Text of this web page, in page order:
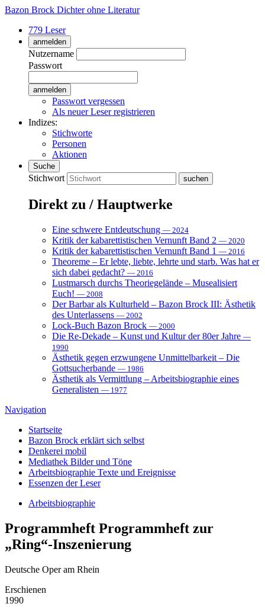
Bazon Brock Dichter ohne Literatur
779 Leser
anmelden
Nutzername
Passwort
Passwort vergessen
Als neuer Leser registrieren
Indizes:
Stichworte
Personen
Aktionen
Suche
Stichwort
Direkt zu / Hauptwerke
Eine schwere Entdeutschung — 2024
Kritik der kabarettistischen Vernunft Band 2 — 2020
Kritik der kabarettistischen Vernunft Band 1 — 2016
Theoreme – Er lebte, liebte, lehrte und starb. Was hat er
sich dabei gedacht? — 2016
Lustmarsch durchs Theoriegelände – Musealisiert
Euch! — 2008
Der Barbar als Kulturheld – Bazon Brock III: Ästhetik
des Unterlassens — 2002
Lock-Buch Bazon Brock — 2000
Die Re-Dekade – Kunst und Kultur der 80er Jahre —
1990
Ästhetik gegen erzwungene Unmittelbarkeit – Die
Gottsucherbande — 1986
Ästhetik als Vermittlung – Arbeitsbiographie eines
Generalisten — 1977
Navigation
Startseite
Bazon Brock erklärt sich selbst
Denkerei mobil
Mediathek Bilder und Töne
Arbeitsbiographie Texte und Ereignisse
Essenzen der Leser
Arbeitsbiographie
Programmheft Programmheft zur
„Ring“-Inszenierung
Deutsche Oper am Rhein
Erschienen
1990